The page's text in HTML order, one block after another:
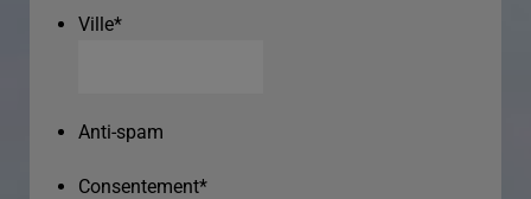
Ville*
Anti-spam
Consentement*